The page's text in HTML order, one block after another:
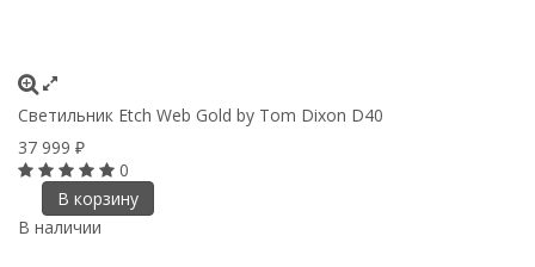
Светильник Etch Web Gold by Tom Dixon D40
37 999 ₽
0
В корзину
В наличии